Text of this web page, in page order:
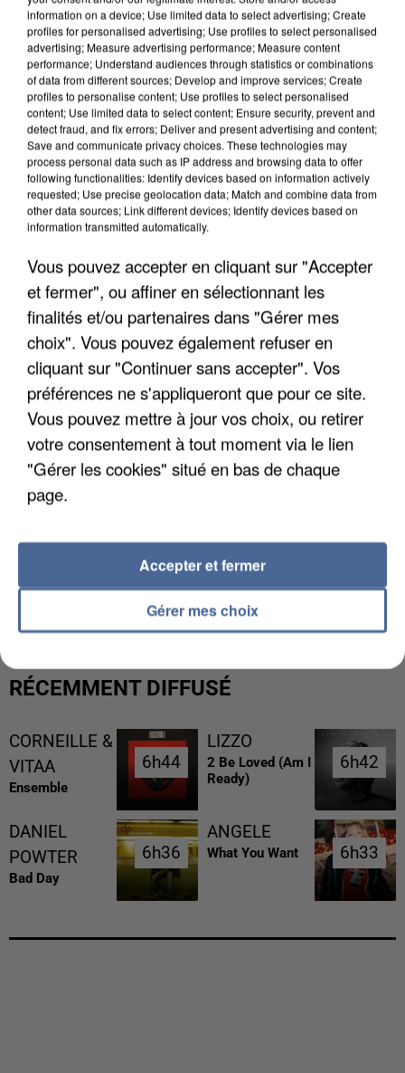
APRÈS TOUTES CES CANICULES, LES REFUGES
L’UN DES FONDATEURS SUPPOSÉS DE LA DZ
MAFIA INTERPELLÉ EN ALGÉRIE
RÉCEMMENT DIFFUSÉ
CORNEILLE &
VITAA
Ensemble
6h44
6h44
LIZZO
2 Be Loved (am I
Ready)
6h42
6h42
DANIEL
POWTER
Bad Day
6h36
6h36
ANGELE
What You Want 6h33
6h33
information on a device; Use limited data to select advertising; Create
profiles for personalised advertising; Use profiles to select personalised
advertising; Measure advertising performance; Measure content
performance; Understand audiences through statistics or combinations
of data from different sources; Develop and improve services; Create
profiles to personalise content; Use profiles to select personalised
content; Use limited data to select content; Ensure security, prevent and
detect fraud, and fix errors; Deliver and present advertising and content;
Save and communicate privacy choices. These technologies may
process personal data such as IP address and browsing data to offer
following functionalities: Identify devices based on information actively
requested; Use precise geolocation data; Match and combine data from
other data sources; Link different devices; Identify devices based on
information transmitted automatically.
Vous pouvez accepter en cliquant sur "Accepter
et fermer", ou affiner en sélectionnant les
finalités et/ou partenaires dans "Gérer mes
choix". Vous pouvez également refuser en
cliquant sur "Continuer sans accepter". Vos
préférences ne s'appliqueront que pour ce site.
Vous pouvez mettre à jour vos choix, ou retirer
votre consentement à tout moment via le lien
"Gérer les cookies" situé en bas de chaque
page.
Gérer mes choix
Accepter et fermer